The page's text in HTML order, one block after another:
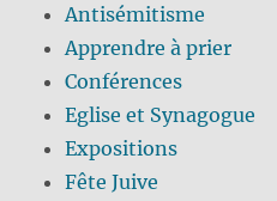
Antisémitisme
Apprendre à prier
Conférences
Eglise et Synagogue
Expositions
Fête Juive